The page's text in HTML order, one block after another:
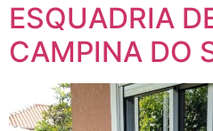
ESQUADRIA
CAMPINA DO